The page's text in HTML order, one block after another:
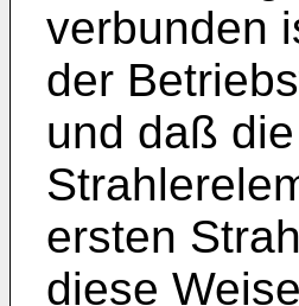
verbunden
der
und daß
ersten
diese